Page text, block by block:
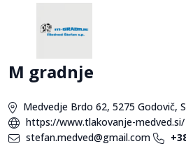
M gradnje
Medvedje Brdo 62, 5275 Godovič,
https://www.tlakovanje-medved.si/
stefan.medved@gmail.com